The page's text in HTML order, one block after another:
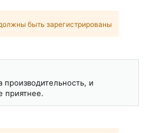
быть зарегистрированы
производительность, и
приятнее.